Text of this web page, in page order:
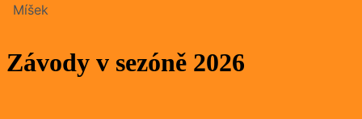
Míšek
Závody v sezóně 2026